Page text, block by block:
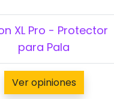
XL Pro - Protector
para Pala
Ver opiniones